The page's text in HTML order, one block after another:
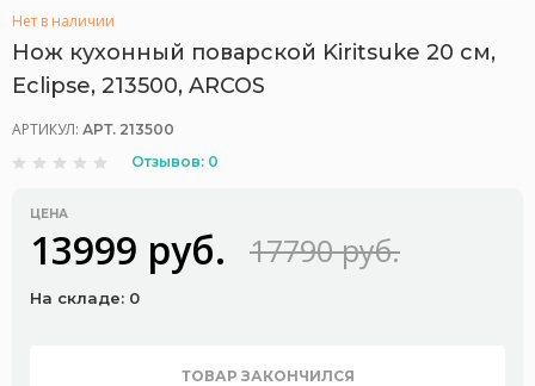
Нет в наличии
Нож кухонный поварской Kiritsuke 20 см,
Eclipse, 213500, ARCOS
АРТИКУЛ: АРТ. 213500
Отзывов: 0
ЦЕНА
13999 руб. 17790 руб.
На складе: 0
ТОВАР ЗАКОНЧИЛСЯ